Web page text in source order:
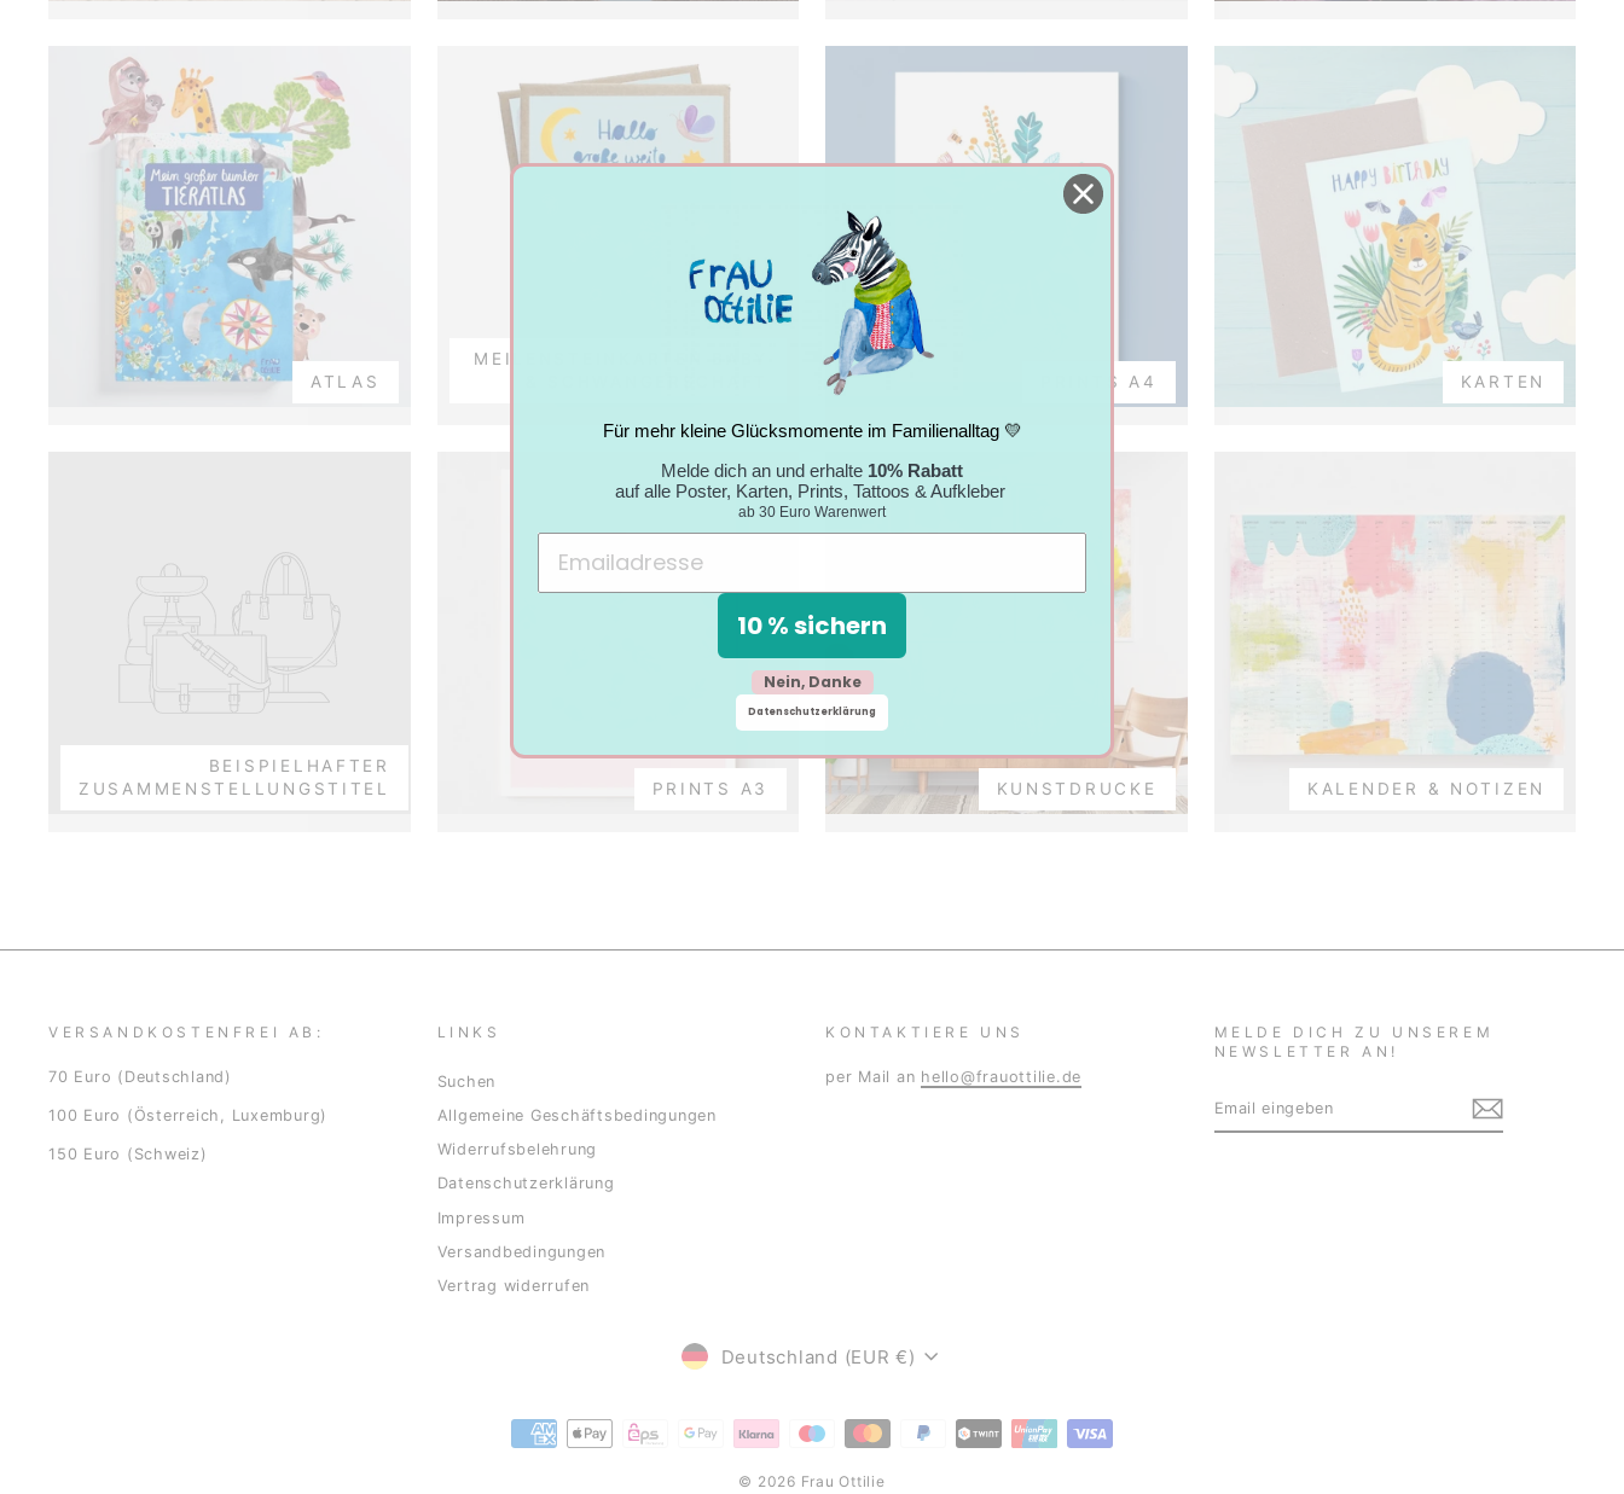
ATLAS
MEILENSTEINKARTEN BABY
PRINTS A4 KARTEN
BEISPIELHAFTER
ZUSAMMENSTELLUNGSTITEL
PRINTS A3 KUNSTDRUCKE KALENDER & NOTIZEN
VERSANDKOSTENFREI AB:
70 Euro (Deutschland)
100 Euro (Österreich, Luxemburg)
150 Euro (Schweiz)
LINKS
Suchen
Allgemeine Geschäftsbedingungen
Widerrufsbelehrung
Datenschutzerklärung
Impressum
Versandbedingungen
Vertrag widerrufen
KONTAKTIERE UNS
per Mail an hello@frauottilie.de
MELDE DICH ZU UNSEREM
NEWSLETTER AN!
EINGEBEN
WÄHRUNG
Deutschland (EUR €)
© 2026 Frau Ottilie
Für mehr kleine Glücksmomente im Familienalltag 💛
Melde dich an und erhalte 10% Rabatt
auf alle Poster, Karten, Prints, Tattoos & Aufkleber
ab 30 Euro Warenwert
10 % sichern
Nein, Danke
Datenschutzerklärung